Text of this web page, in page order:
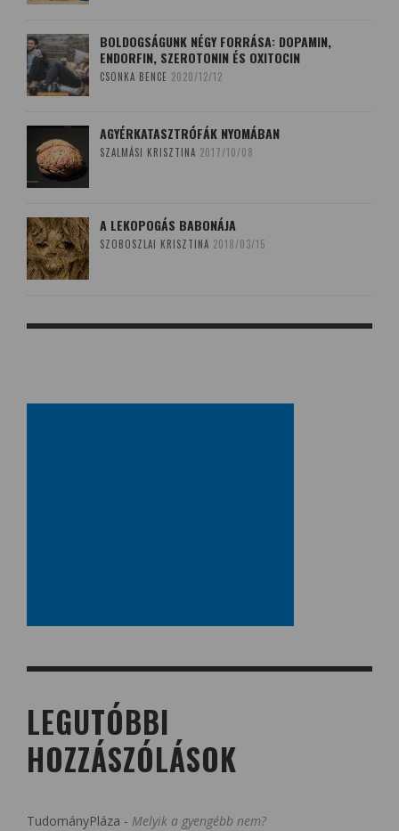
BOLDOGSÁGUNK NÉGY FORRÁSA: DOPAMIN,
ENDORFIN, SZEROTONIN ÉS OXITOCIN
CSONKA BENCE 2020/12/12
AGYÉRKATASZTRÓFÁK NYOMÁBAN
SZALMÁSI KRISZTINA 2017/10/08
A LEKOPOGÁS BABONÁJA
SZOBOSZLAI KRISZTINA 2018/03/15
LEGUTÓBBI
HOZZÁSZÓLÁSOK
TudományPláza - Melyik a gyengébb nem?